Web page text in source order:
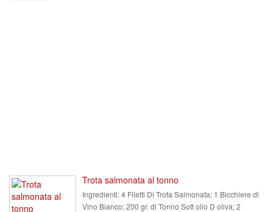
Trota salmonata al tonno
Ingredienti:4 Filetti Di Trota Salmonata; 1 Bicchiere di
Vino Bianco; 200 gr. di Tonno Sott olio D oliva; 2